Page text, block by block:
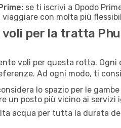
se ti iscrivi a Opodo
con molta più
per la tratta
voli per questa rotta.
Ad ogni modo, ti
lo spazio per le
un posto più vicino ai servizi
acqua per tutta la durata